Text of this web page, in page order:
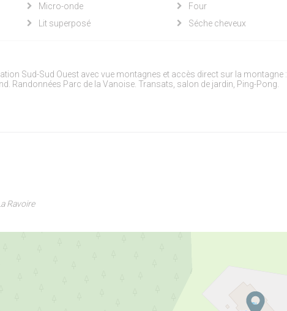
Micro-onde
Four
Lit superposé Séche cheveux
Sud-Sud Ouest avec vue montagnes et accès direct sur la montagne :
Randonnées Parc de la Vanoise. Transats, salon de jardin, Ping-Pong.
Ravoire